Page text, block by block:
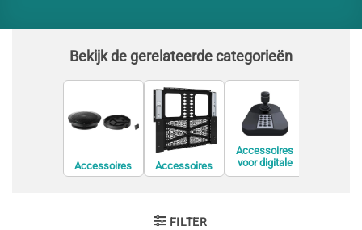
Bekijk de gerelateerde categorieën
Accessoires
voor
Accessoires
voor de
rmen
Accessoires
voor digitale
videorecorders
FILTER